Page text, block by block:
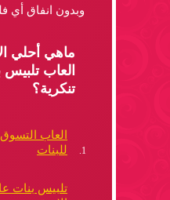
وبدون انفاق أي
ماهي أحلي
العاب
تنكرية؟
العاب
للبنات
تلبيس بنات